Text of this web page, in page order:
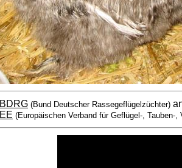
BDRG (Bund Deutscher Rassegeflügelzüchter)
EE (Europäischen Verband für Geflügel-, Tauben-